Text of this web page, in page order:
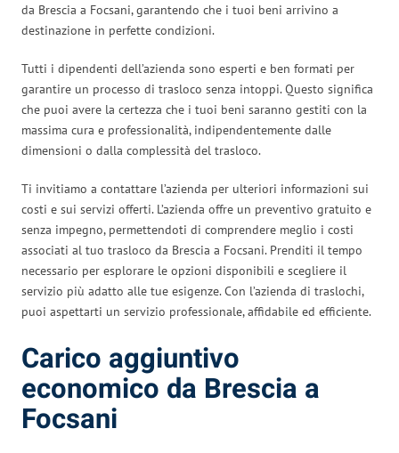
da Brescia a Focsani, garantendo che i tuoi beni arrivino a
destinazione in perfette condizioni.
Tutti i dipendenti dell’azienda sono esperti e ben formati per
garantire un processo di trasloco senza intoppi. Questo significa
che puoi avere la certezza che i tuoi beni saranno gestiti con la
massima cura e professionalità, indipendentemente dalle
dimensioni o dalla complessità del trasloco.
Ti invitiamo a contattare l’azienda per ulteriori informazioni sui
costi e sui servizi offerti. L’azienda offre un preventivo gratuito e
senza impegno, permettendoti di comprendere meglio i costi
associati al tuo trasloco da Brescia a Focsani. Prenditi il tempo
necessario per esplorare le opzioni disponibili e scegliere il
servizio più adatto alle tue esigenze. Con l’azienda di traslochi,
puoi aspettarti un servizio professionale, affidabile ed efficiente.
Carico aggiuntivo
economico da Brescia a
Focsani